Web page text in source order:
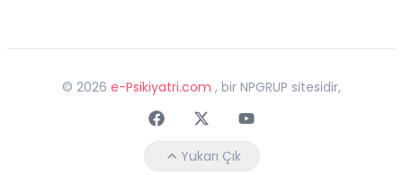
© 2026 e-Psikiyatri.com , bir NPGRUP sitesidir,
FaceebokTwitterYoutube
Yukarı Çık